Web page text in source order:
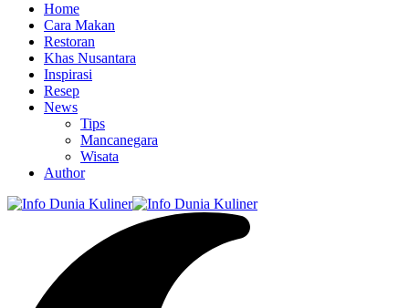
Home
Cara Makan
Restoran
Khas Nusantara
Inspirasi
Resep
News
Tips
Mancanegara
Wisata
Author